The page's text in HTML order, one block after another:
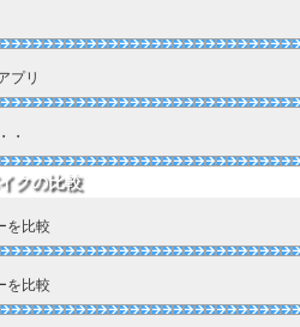
プリ
・
クの比較
を比較
を比較